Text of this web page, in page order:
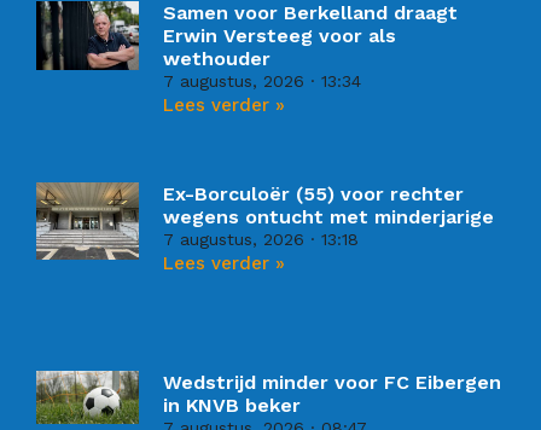
Samen voor Berkelland draagt
Erwin Versteeg voor als
wethouder
7 augustus, 2026 13:34
Lees verder »
Ex-Borculoër (55) voor rechter
wegens ontucht met minderjarige
7 augustus, 2026 13:18
Lees verder »
Wedstrijd minder voor FC Eibergen
in KNVB beker